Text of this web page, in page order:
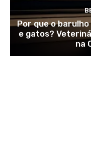
Por que o
e gatos?
na